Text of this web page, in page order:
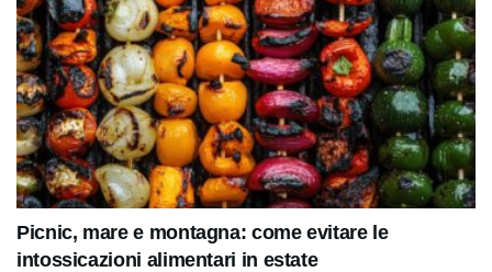
Picnic, mare e montagna: come evitare le
intossicazioni alimentari in estate